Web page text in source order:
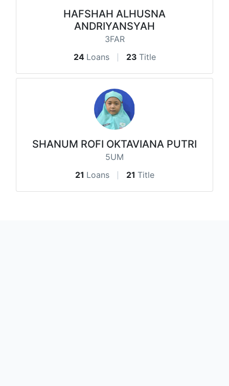
HAFSHAH ALHUSNA
ANDRIYANSYAH
3FAR
24 Loans 23 Title
SHANUM ROFI OKTAVIANA PUTRI
5UM
21 Loans 21 Title